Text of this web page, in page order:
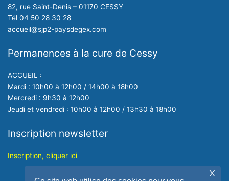
82, rue Saint-Denis – 01170 CESSY
Tél 04 50 28 30 28
accueil@sjp2-paysdegex.com
Permanences à la cure de Cessy
ACCUEIL :
Mardi : 10h00 à 12h00 / 14h00 à 18h00
Mercredi : 9h30 à 12h00
Jeudi et vendredi : 10h00 à 12h00 / 13h30 à 18h00
Inscription newsletter
Inscription, cliquer ici
X